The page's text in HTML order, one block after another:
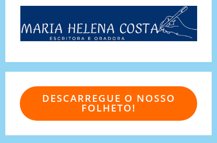
DESCARREGUE O NOSSO
FOLHETO!